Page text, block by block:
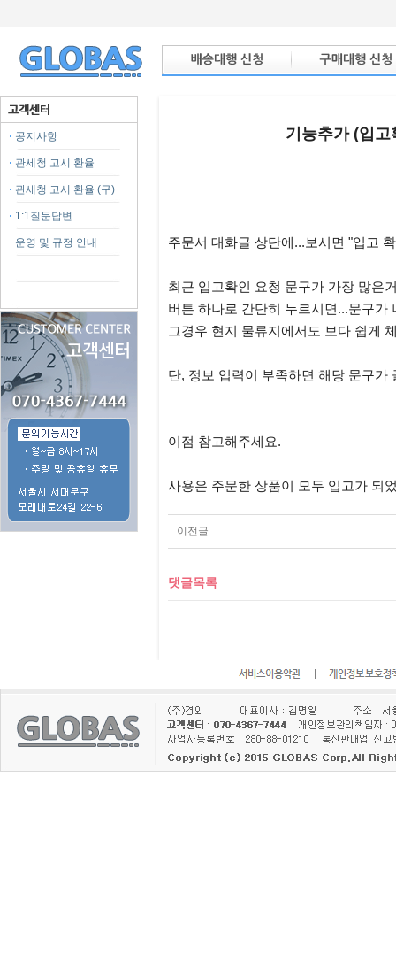
공지사항
관세청 고시 환율
관세청 고시 환율 (구)
1:1질문답변
운영 및 규정 안내
기능추가 (입
주문서 대화글 상단에...보시면 "입고
최근 입고확인 요청 문구가 가장 많은
버튼 하나로 간단히 누르시면...문구가
그경우 현지 물류지에서도 보다 쉽게
단, 정보 입력이 부족하면 해당 문구가
이점 참고해주세요.
사용은 주문한 상품이 모두 입고가 되
이전글
댓글목록